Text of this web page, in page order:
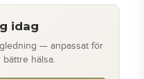
idag
— anpassat för
hälsa.